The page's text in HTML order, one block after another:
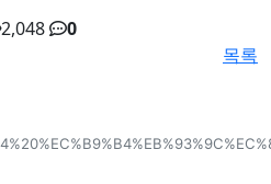
2,048
0
목록